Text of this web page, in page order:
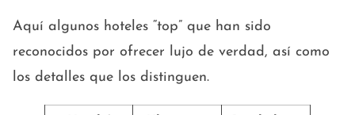
Aquí algunos hoteles “top” que han sido
reconocidos por ofrecer lujo de verdad, así como
los detalles que los distinguen.